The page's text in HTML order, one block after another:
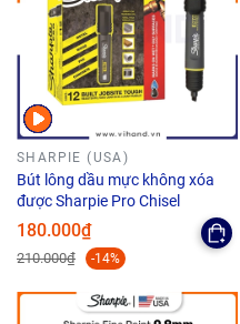
SHARPIE (USA)
Bút lông dầu mực không xóa
được Sharpie Pro Chisel
180.000₫
210.000₫ -14%